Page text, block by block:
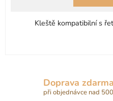
Kleště kompatibilní s
Doprava zdarma
při objednávce nad